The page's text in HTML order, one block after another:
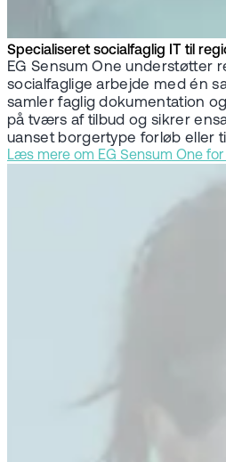
Specialiseret socialfaglig IT til
EG Sensum One understøtter
socialfaglige arbejde med én
samler faglig dokumentation
på tværs af tilbud og sikrer
uanset borgertype forløb eller
Læs mere om EG Sensum One